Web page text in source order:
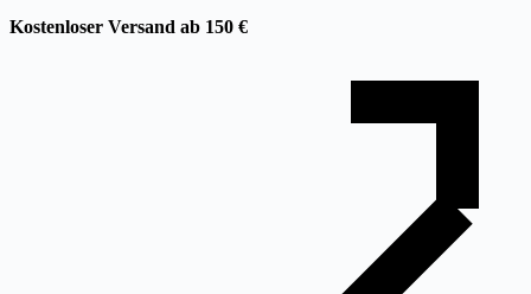
Kostenloser Versand ab 150 €